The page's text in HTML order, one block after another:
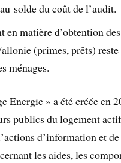
solde du coût de l’audit.
en matière d’obtention des
(primes, prêts)
ménages.
Energie » a été créée en
publics du logement
d’information et de
les aides, les